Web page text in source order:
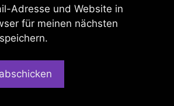
Adresse und Website in
für meinen nächsten